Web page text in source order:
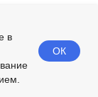
в
ОК